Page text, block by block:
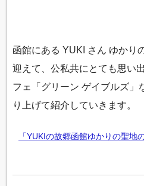
函館にある YUKI さん ゆかり
迎えて、公私共にとても思い
フェ「グリーン ゲイブルズ」
り上げて紹介していきます。
「YUKIの故郷函館ゆかりの聖